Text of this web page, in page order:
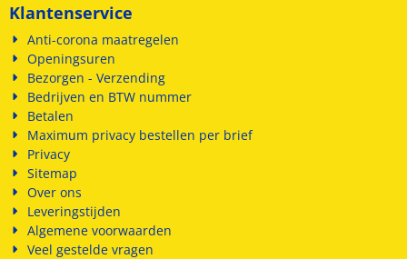
Klantenservice
Anti-corona maatregelen
Openingsuren
Bezorgen - Verzending
Bedrijven en BTW nummer
Betalen
Maximum privacy bestellen per brief
Privacy
Sitemap
Over ons
Leveringstijden
Algemene voorwaarden
Veel gestelde vragen